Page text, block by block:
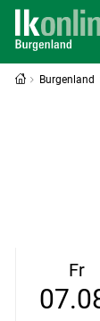
Burgenland
Fr